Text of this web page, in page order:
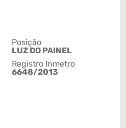
Posição
LUZ DO PAINEL
Registro Inmetro
6648/2013